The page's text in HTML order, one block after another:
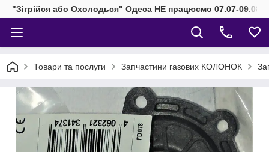
"Зігрійся або Охолодься" Одеса НЕ працюємо 07.07-
Товари та послуги Запчастини газових КОЛОНОК